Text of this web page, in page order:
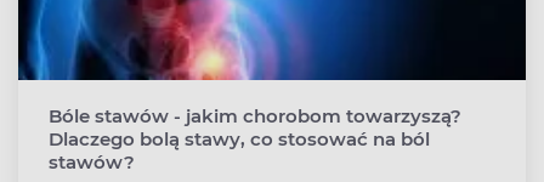
Bóle stawów - jakim chorobom towarzyszą?
Dlaczego bolą stawy, co stosować na ból
stawów?